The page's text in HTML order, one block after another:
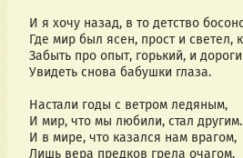
И я хочу назад, в то детство
Где мир был ясен, прост и светел,
Забыть про опыт, горький, и
Увидеть снова бабушки глаза.
Настали годы с ветром ледяным,
И мир, что мы любили, стал другим.
И в мире, что казался нам врагом,
Лишь вера предков грела очагом.